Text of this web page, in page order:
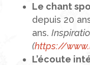
Le chant
depuis 20
ans.
(https://
L’écoute